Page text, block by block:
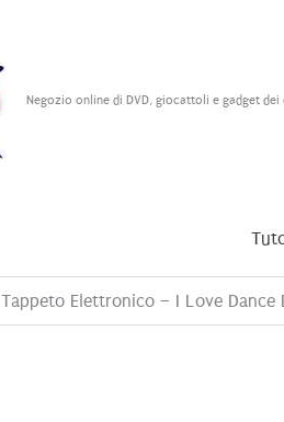
Negozio online di DVD, giocattoli e gadget
Tappeto Elettronico – I Love Dance